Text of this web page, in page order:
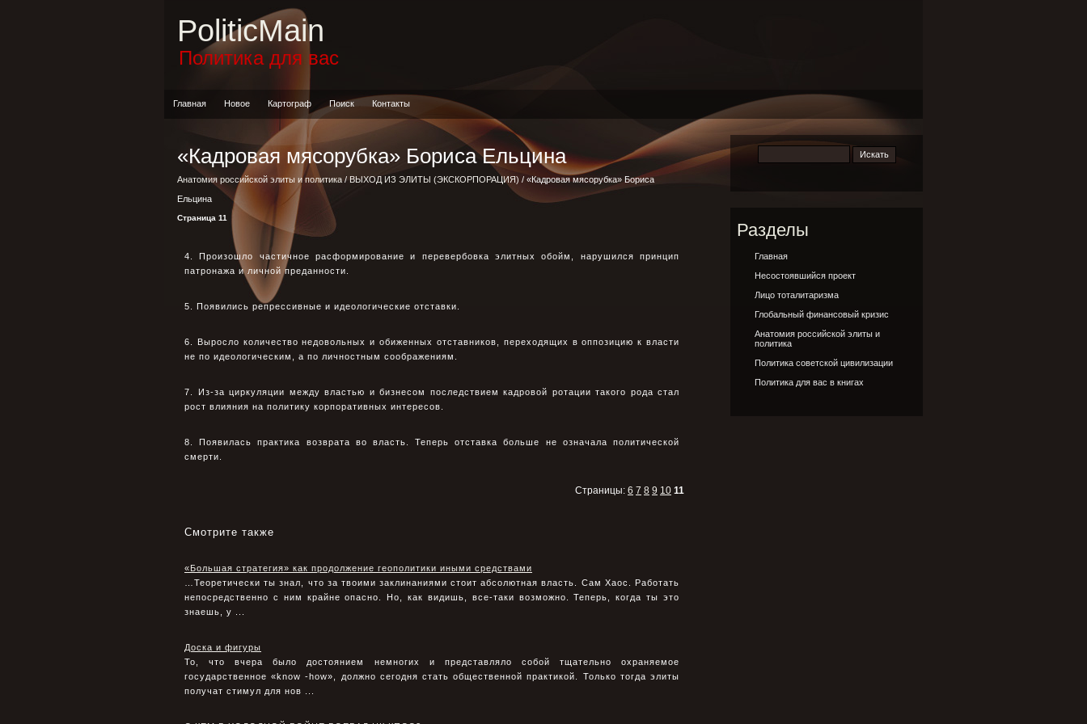
PoliticMain
Политика для вас
Главная Новое Картограф Поиск Контакты
«Кадровая мясорубка» Бориса Ельцина
Анатомия российской элиты и политика / ВЫХОД ИЗ ЭЛИТЫ (ЭКСКОРПОРАЦИЯ) / «Кадровая мясорубка» Бориса
Ельцина
Страница 11
4. Произошло частичное расформирование и перевербовка элитных обойм, нарушился принцип
патронажа и личной преданности.
5. Появились репрессивные и идеологические отставки.
6. Выросло количество недовольных и обиженных отставников, переходящих в оппозицию к власти
не по идеологическим, а по личностным соображениям.
7. Из-за циркуляции между властью и бизнесом последствием кадровой ротации такого рода стал
рост влияния на политику корпоративных интересов.
8. Появилась практика возврата во власть. Теперь отставка больше не означала политической
смерти.
Страницы: 6 7 8 9 10 11
Смотрите также
«Большая стратегия» как продолжение геополитики иными средствами
…Теоретически ты знал, что за твоими заклинаниями стоит абсолютная власть. Сам Хаос. Работать
непосредственно с ним крайне опасно. Но, как видишь, все-таки возможно. Теперь, когда ты это
знаешь, у ...
Доска и фигуры
То, что вчера было достоянием немногих и представляло собой тщательно охраняемое
государственное «know -how», должно сегодня стать общественной практикой. Только тогда элиты
получат стимул для нов ...
Разделы
Главная
Несостоявшийся проект
Лицо тоталитаризма
Глобальный финансовый кризис
Анатомия российской элиты и
политика
Политика советской цивилизации
Политика для вас в книгах